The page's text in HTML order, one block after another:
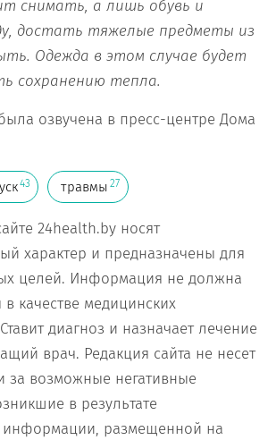
снимать, а лишь обувь и
, достать тяжелые предметы из
. Одежда в этом случае будет
сохранению тепла.
озвучена в пресс-центре Дома
43 травмы 27
24health.by носят
характер и предназначены для
целей. Информация не должна
в качестве медицинских
диагноз и назначает лечение
врач. Редакция сайта не несет
за возможные негативные
в результате
информации, размещенной на